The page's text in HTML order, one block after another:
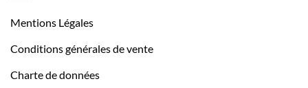
Mentions Légales
Conditions générales de vente
Charte de données